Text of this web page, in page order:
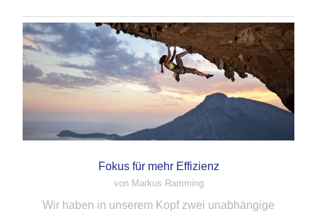
Fokus für mehr Effizienz
von Markus Ramming
Wir haben in unserem Kopf zwei unabhängige